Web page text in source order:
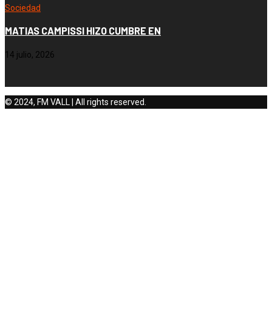
Sociedad
MATIAS CAMPISSI HIZO CUMBRE EN
14 julio, 2026
© 2024, FM VALL | All rights reserved.